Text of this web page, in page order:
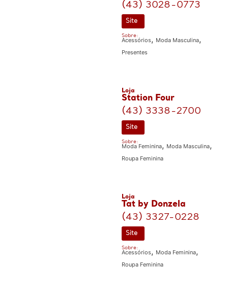
(43) 3028-0773
Site
Sobre:
Acessórios, Moda Masculina,
Presentes
Loja
Station Four
(43) 3338-2700
Site
Sobre:
Moda Feminina, Moda Masculina,
Roupa Feminina
Loja
Tat by Donzela
(43) 3327-0228
Site
Sobre:
Acessórios, Moda Feminina,
Roupa Feminina